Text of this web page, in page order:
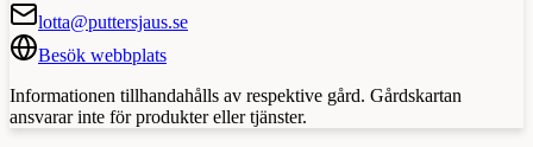
lotta@puttersjaus.se
Besök webbplats
Informationen tillhandahålls av respektive gård. Gårdskartan
ansvarar inte för produkter eller tjänster.